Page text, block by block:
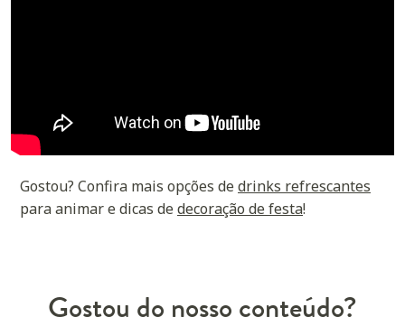
Gostou? Confira mais opções dedrinks refrescantes
para animar e dicas dedecoração de festa!
Gostou do nosso conteúdo?